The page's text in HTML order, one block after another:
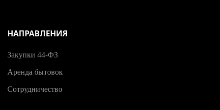
НАПРАВЛЕНИЯ
Закупки 44-ФЗ
Аренда бытовок
Сотрудничество